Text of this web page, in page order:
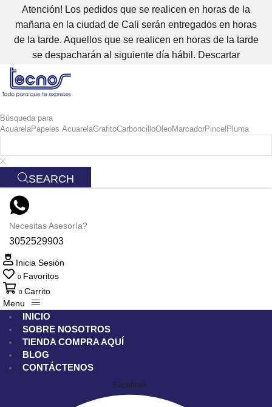
Atención! Los pedidos que se realicen en horas de la
mañana en la ciudad de Cali serán entregados en horas
de la tarde. Aquellos que se realicen en horas de la tarde
se despacharán al siguiente día hábil. Descartar
Búsqueda para
AcuarelaPapeles AcuarelaGrafitoCarboncilloOleoMarcadorPincel Pluma
SEARCH
Necesitas Asesoría?
3052529903
Inicia Sesión
0 Favoritos
0 Carrito
Menu
INICIO
SOBRE NOSOTROS
TIENDA COMPRA AQUÍ
BLOG
CONTÁCTENOS
Facebook